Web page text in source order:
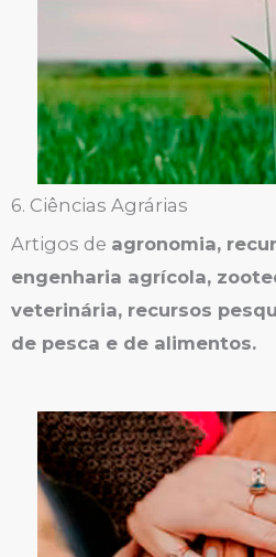
6. Ciências Agrárias
Artigos de agronomia,
engenharia agrícola,
veterinária, recursos
de pesca e de alimentos.